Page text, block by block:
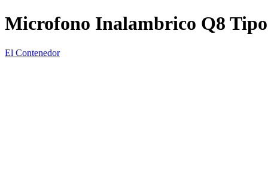
Microfono Inalambrico Q8
El Contenedor